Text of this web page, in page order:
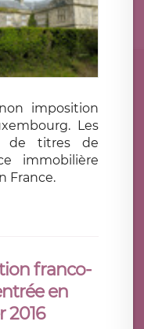
imposition
Les
de titres de
immobilière
France.
franco-
en
2016